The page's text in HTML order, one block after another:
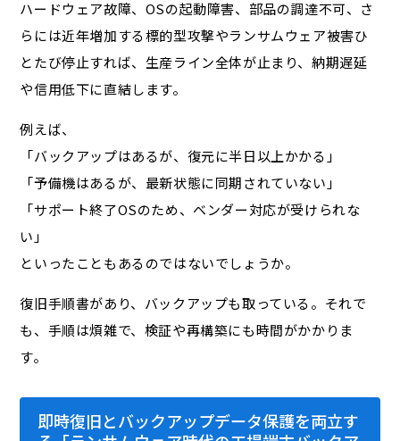
ハードウェア故障、OSの起動障害、部品の調達不可、さ
らには近年増加する標的型攻撃やランサムウェア被害――ひ
とたび停止すれば、生産ライン全体が止まり、納期遅延
や信用低下に直結します。
例えば、
「バックアップはあるが、復元に半日以上かかる」
「予備機はあるが、最新状態に同期されていない」
「サポート終了OSのため、ベンダー対応が受けられな
い」
といったこともあるのではないでしょうか。
復旧手順書があり、バックアップも取っている。それで
も、手順は煩雑で、検証や再構築にも時間がかかりま
す。
即時復旧とバックアップデータ保護を両立す